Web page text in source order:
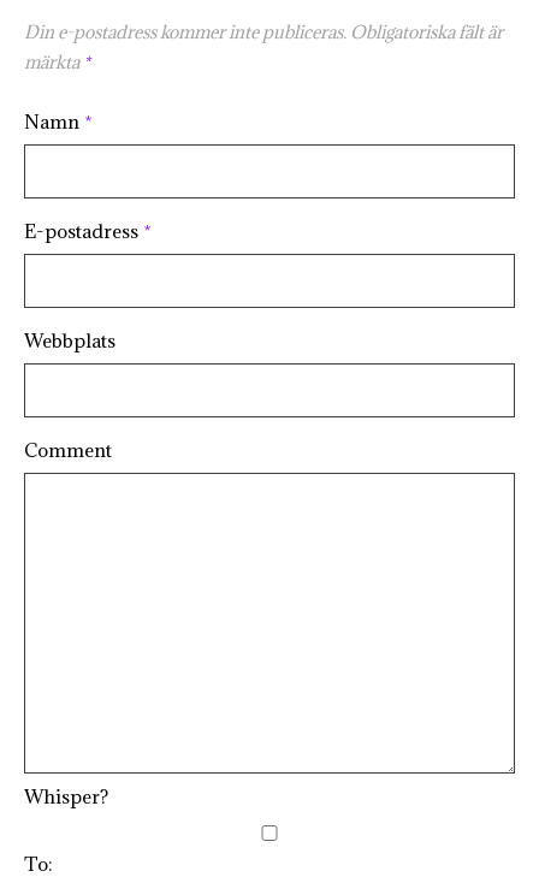
Din e-postadress kommer inte publiceras. Obligatoriska fält är
märkta *
Namn *
E-postadress *
Webbplats
Comment
Whisper?
To: